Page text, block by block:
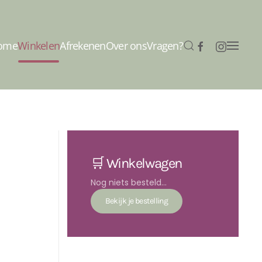
WinkelenAfrekenenOver onsVragen?
🛒 Winkelwagen
Nog niets besteld...